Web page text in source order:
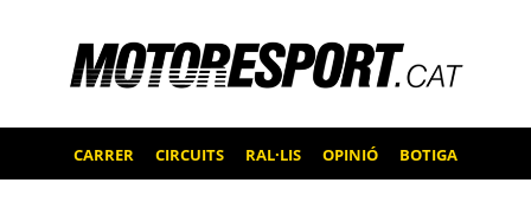
CARRER CIRCUITS RAL·LIS OPINIÓ BOTIGA